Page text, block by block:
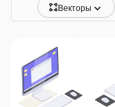
Векторы